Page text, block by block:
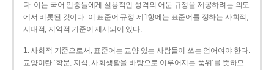
다. 이는 국어 언중들에게 실용적인 성격의 어문 규정을 제공하려는 의도
에서 비롯된 것이다. 이 표준어 규정 제1항에는 표준어를 정하는 사회적,
시대적, 지역적 기준이 제시되어 있다.
1. 사회적 기준으로서, 표준어는 교양 있는 사람들이 쓰는 언어여야 한다.
교양이란 ‘학문, 지식, 사회생활을 바탕으로 이루어지는 품위’를 뜻하므